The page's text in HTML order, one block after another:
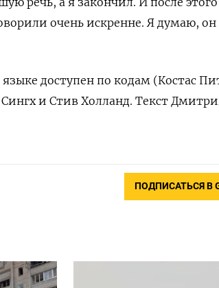
очень искренне. Я думаю, он
доступен по кодам (Костас
и Стив Холланд. Текст
ПОДПИСАТЬСЯ В